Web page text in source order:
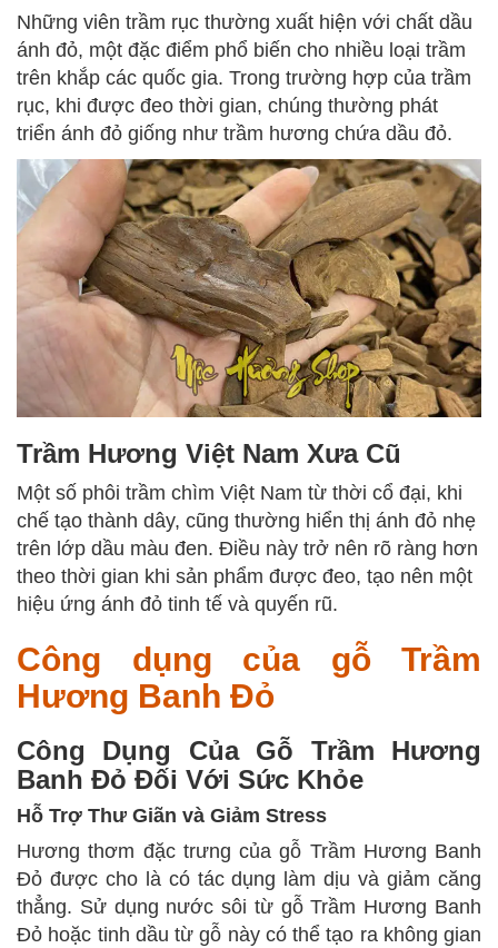
Những viên trầm rục thường xuất hiện với chất dầu
ánh đỏ, một đặc điểm phổ biến cho nhiều loại trầm
trên khắp các quốc gia. Trong trường hợp của trầm
rục, khi được đeo thời gian, chúng thường phát
triển ánh đỏ giống như trầm hương chứa dầu đỏ.
Trầm Hương Việt Nam Xưa Cũ
Một số phôi trầm chìm Việt Nam từ thời cổ đại, khi
chế tạo thành dây, cũng thường hiển thị ánh đỏ nhẹ
trên lớp dầu màu đen. Điều này trở nên rõ ràng hơn
theo thời gian khi sản phẩm được đeo, tạo nên một
hiệu ứng ánh đỏ tinh tế và quyến rũ.
Công dụng của gỗ Trầm
Hương Banh Đỏ
Công Dụng Của Gỗ Trầm Hương
Banh Đỏ Đối Với Sức Khỏe
Hỗ Trợ Thư Giãn và Giảm Stress
Hương thơm đặc trưng của gỗ Trầm Hương Banh
Đỏ được cho là có tác dụng làm dịu và giảm căng
thẳng. Sử dụng nước sôi từ gỗ Trầm Hương Banh
Đỏ hoặc tinh dầu từ gỗ này có thể tạo ra không gian